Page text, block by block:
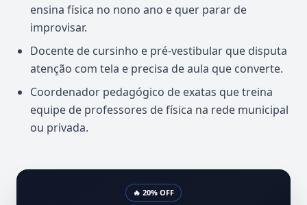
ensina física no nono ano e quer parar de
improvisar.
Docente de cursinho e pré-vestibular que disputa
atenção com tela e precisa de aula que converte.
Coordenador pedagógico de exatas que treina
equipe de professores de física na rede municipal
ou privada.
🔥 20% OFF